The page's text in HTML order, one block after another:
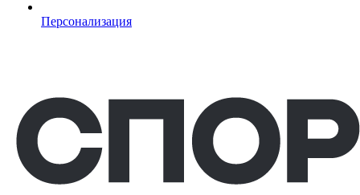
Персонализация